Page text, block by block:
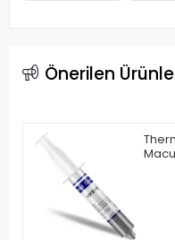
Önerilen